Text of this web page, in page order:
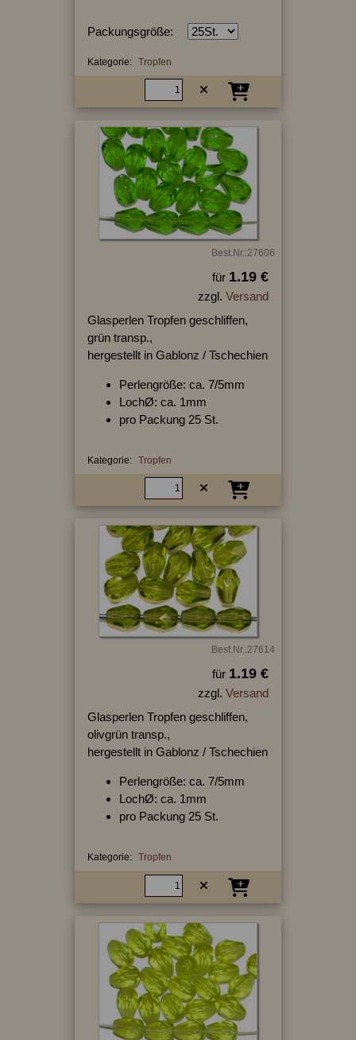
Packungsgröße:
Kategorie: Tropfen
Best.Nr.:27606
für 1.19 €
zzgl. Versand
Glasperlen Tropfen geschliffen,
grün transp.,
hergestellt in Gablonz / Tschechien
Perlengröße: ca. 7/5mm
LochØ: ca. 1mm
pro Packung 25 St.
Kategorie: Tropfen
Best.Nr.:27614
für 1.19 €
zzgl. Versand
Glasperlen Tropfen geschliffen,
olivgrün transp.,
hergestellt in Gablonz / Tschechien
Perlengröße: ca. 7/5mm
LochØ: ca. 1mm
pro Packung 25 St.
Kategorie: Tropfen